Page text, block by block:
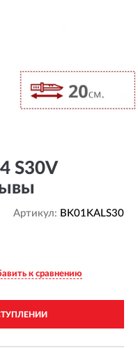
S30V
Артикул: BK01KALS30
к сравнению